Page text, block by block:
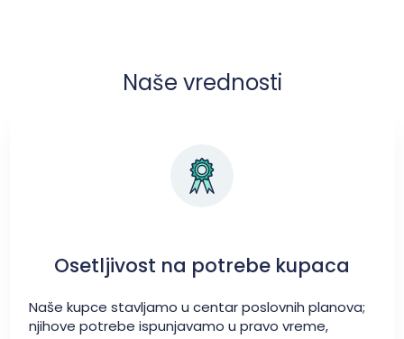
Naše vrednosti
Osetljivost na potrebe kupaca
Naše kupce stavljamo u centar poslovnih planova;
njihove potrebe ispunjavamo u pravo vreme,